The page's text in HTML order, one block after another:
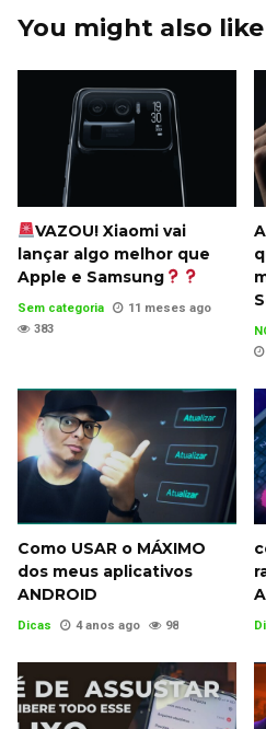
You might also like
VAZOU! Xiaomi vai
lançar algo melhor que
Apple e Samsung
Sem categoria
11 meses ago
383
Como USAR o MÁXIMO
dos meus aplicativos
ANDROID
Dicas 4 anos ago 98